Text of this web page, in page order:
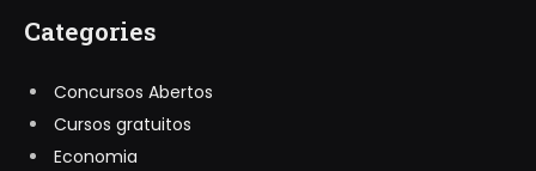
Categories
Concursos Abertos
Cursos gratuitos
Economia